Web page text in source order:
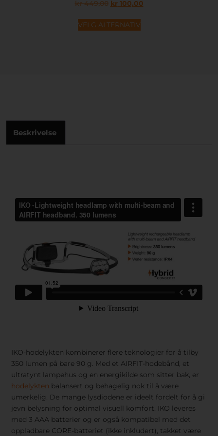
kr449,00 kr100,00
VELG ALTERNATIV
Beskrivelse
IKO-hodelykten kombinerer flere teknologier for å tilby
350 lumen på bare 90 g. Med et AIRFIT-hodebånd, et
ultratynt lampehus og en energikilde som sitter bak, er
hodelykten balansert og behagelig nok til å være
umerkelig. De mange lysdiodene er ideelt fordelt for å gi
jevn belysning for optimal visuell komfort. IKO leveres
med 3 AAA batterier og er også kompatibel med det
oppladbare CORE-batteriet (ikke inkludert), takket være